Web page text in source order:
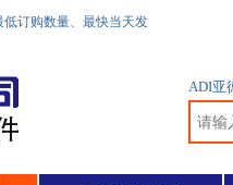
订购数量、最快当天发
ADI亚